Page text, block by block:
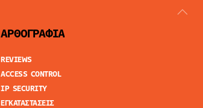
ΑΡΘΟΓΡΑΦΙΑ
REVIEWS
ACCESS CONTROL
IP SECURITY
ΕΓΚΑΤΑΣΤΑΣΕΙΣ